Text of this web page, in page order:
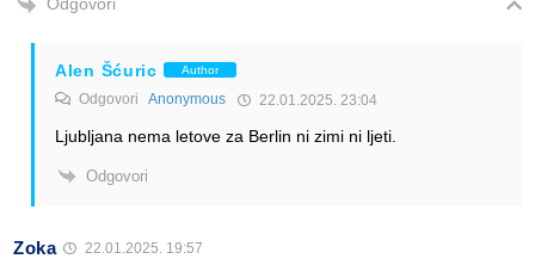
Odgovori
Alen Šćuric Author
Odgovori Anonymous 22.01.2025. 23:04
Ljubljana nema letove za Berlin ni zimi ni ljeti.
Odgovori
Zoka 22.01.2025. 19:57